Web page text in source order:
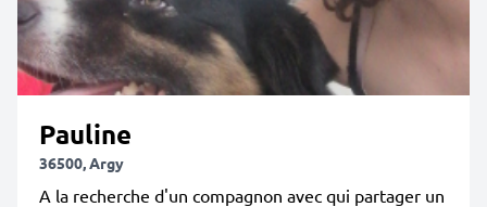
Pauline
36500, Argy
A la recherche d'un compagnon avec qui partager un